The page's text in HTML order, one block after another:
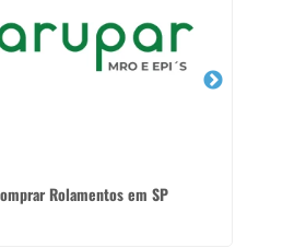
Rolamentos em SP